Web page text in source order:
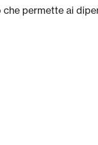
permette ai